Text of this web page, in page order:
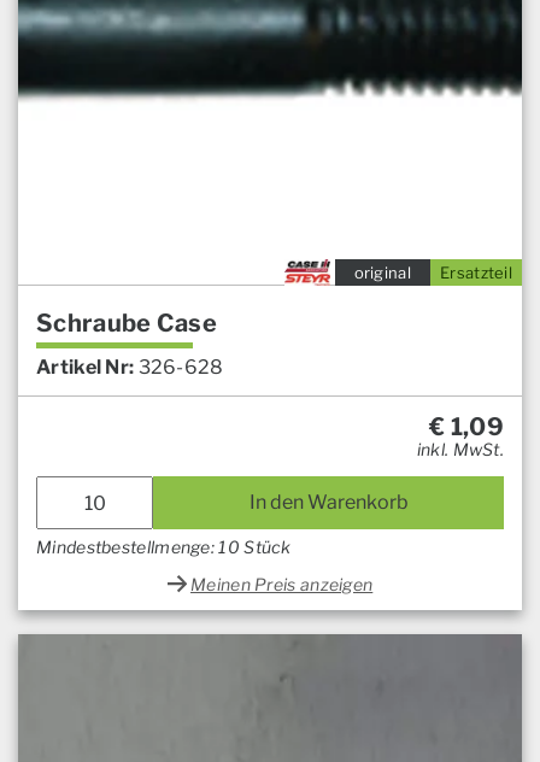
Ersatzteil
original
Schraube Case
Artikel Nr: 326-628
€ 1,09
inkl. MwSt.
In den Warenkorb
Mindestbestellmenge: 10 Stück
Meinen Preis anzeigen